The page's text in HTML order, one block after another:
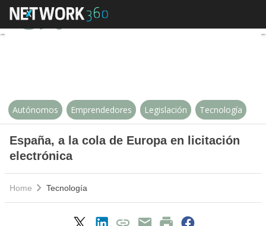
España, a la cola de Europa en
Autónomos Emprendedores Legislación Tecnología
España, a la cola de Europa en licitación
electrónica
Home Tecnología